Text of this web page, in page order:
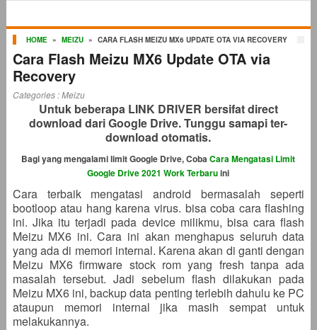
HOME » MEIZU » CARA FLASH MEIZU MX6 UPDATE OTA VIA RECOVERY
Cara Flash Meizu MX6 Update OTA via
Recovery
Categories :Meizu
Untuk beberapa LINK DRIVER bersifat direct
download dari Google Drive. Tunggu samapi ter-
download otomatis.
Bagi yang mengalami limit Google Drive, CobaCara Mengatasi Limit
Google Drive 2021 Work Terbaruini
Cara terbaik mengatasi android bermasalah seperti
bootloop atau hang karena virus. bisa coba cara flashing
ini. Jika itu terjadi pada device milikmu, bisa cara flash
Meizu MX6 ini. Cara ini akan menghapus seluruh data
yang ada di memori internal. Karena akan di ganti dengan
Meizu MX6 firmware stock rom yang fresh tanpa ada
masalah tersebut. Jadi sebelum flash dilakukan pada
Meizu MX6 ini, backup data penting terlebih dahulu ke PC
ataupun memori internal jika masih sempat untuk
melakukannya.